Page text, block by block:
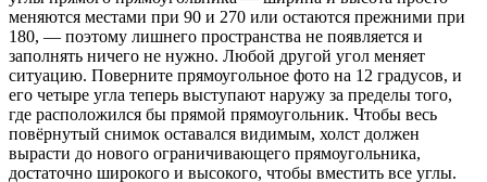
меняются местами при 90 и 270 или остаются прежними при
180, — поэтому лишнего пространства не появляется и
заполнять ничего не нужно. Любой другой угол меняет
ситуацию. Поверните прямоугольное фото на 12 градусов, и
его четыре угла теперь выступают наружу за пределы того,
где расположился бы прямой прямоугольник. Чтобы весь
повёрнутый снимок оставался видимым, холст должен
вырасти до нового ограничивающего прямоугольника,
достаточно широкого и высокого, чтобы вместить все углы.